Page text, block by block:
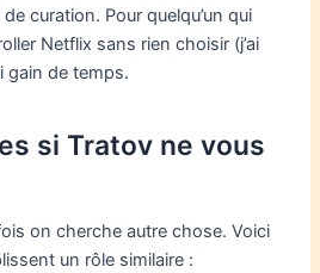
curation. Pour quelqu’un qui
Netflix sans rien choisir (j’ai
gain de temps.
si Tratov ne vous
on cherche autre chose. Voici
un rôle similaire :